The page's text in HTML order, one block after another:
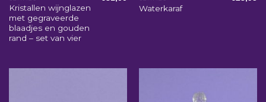
Kristallen wijnglazen
met gegraveerde
blaadjes en gouden
rand – set van vier
Waterkaraf